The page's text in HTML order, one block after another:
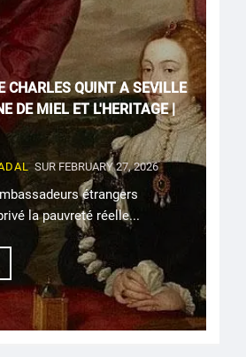
CHARLES QUINT A SEVILLE
DE MIEL ET L'HERITAGE |
SUR FEBRUARY 27, 2026
étrangers
la pauvreté réelle...